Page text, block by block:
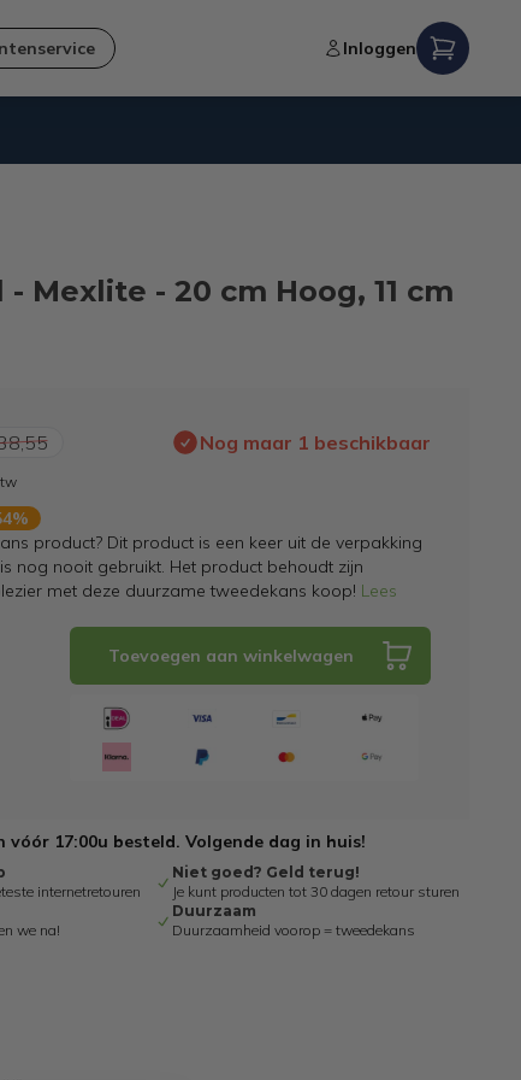
Inloggen
- 20 cm Hoog, 11 cm
Nog maar 1 beschikbaar
product? Dit product is een keer uit de verpakking
nog nooit gebruikt. Het product behoudt zijn
met deze duurzame tweedekans koop! Lees
Toevoegen aan winkelwagen
vóór 17:00u besteld. Volgende dag in huis!
internetretouren
Niet goed? Geld terug!
Je kunt producten tot 30 dagen retour sturen
we na!
Duurzaam
Duurzaamheid voorop = tweedekans